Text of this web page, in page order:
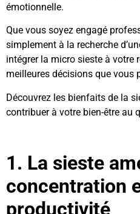
émotionnelle.
Que vous soyez engagé
simplement à la recherche
intégrer la micro sieste à votre
meilleures décisions que vous
Découvrez les bienfaits de la
contribuer à votre bien-être au
1. La sieste
concentration
productivité